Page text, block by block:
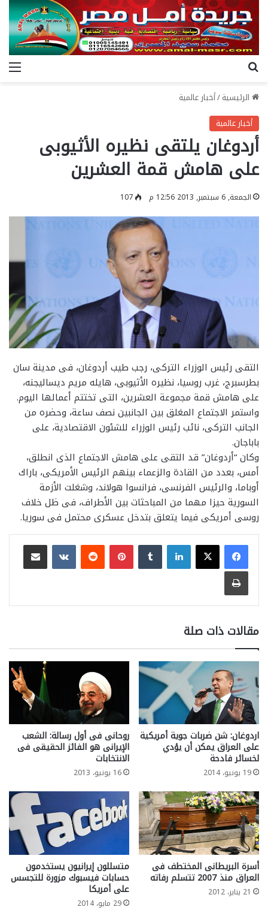
الرئيسية/أخبار عالمية
أخبار عالمية
أردوغان يلتقى نظيره الأثيوبى
على هامش قمة العشرين
الجمعة, 6 سبتمبر, 2013 12:56 م 107
التقى رئيس الوزراء التركى، رجب طيب أردوغان، فى مدينة سان
بطرسبرج، غرب روسيا، نظيره الأثيوبى، هايله مريم ديساليجنه،
على هامش قمة مجموعة العشرين، التى تختتم أعمالها اليوم.
واستمر الاجتماع المغلق بين الجانبين نصف ساعة، وحضره من
الجانب التركى، نائب رئيس الوزراء للشئون الاقتصادية، على
باباجان.
وكان “أردوغان” قد التقى على هامش الاجتماع الذى انطلق،
أمس، بعدد من القادة والزعماء بينهم الرئيس الأمريكى، باراك
أوباما، والرئيس الفرنسى، فرانسوا هولاند، وشغلت الأزمة
السورية حيزا مهما من المباحثات بين الأطراف، فى ظل خلاف
روسى أمريكى فيما يتعلق بتدخل عسكرى محتمل فى سوريا.
لينكدإن بينتيريست
مشاركة عبر البريد
طباعة
مقالات ذات صلة
اردوغان: شن ضربات جوية أمريكية
على العراق يمكن أن يؤدي
لخسائر فادحة
19 يونيو، 2014
روحانى فى أول رسالة: الشعب
الإيرانى هو الفائز الحقيقى فى
الانتخابات
16 يونيو، 2013
أسرة البريطانى المختطف فى
العراق منذ 2007 تتسلم رفاته
21 يناير، 2012
متسللون إيرانيون يستخدمون
حسابات فيسبوك مزورة للتجسس
على أمريكا
29 مايو، 2014